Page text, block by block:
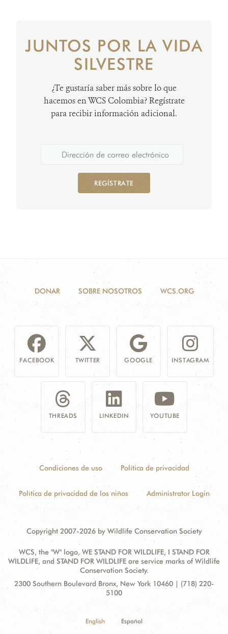
JUNTOS POR LA VIDA
SILVESTRE
¿Te gustaría saber más sobre lo que
hacemos en WCS Colombia? Regístrate
para recibir información adicional.
REGÍSTRATE
DONAR SOBRE NOSOTROS WCS.ORG
FACEBOOK TWITTER GOOGLE INSTAGRAM
THREADS LINKEDIN YOUTUBE
Condiciones de uso Política de privacidad
Política de privacidad de los niños Administrator Login
Copyright 2007-2026 by Wildlife Conservation Society
WCS, the "W" logo, WE STAND FOR WILDLIFE, I STAND FOR
WILDLIFE, and STAND FOR WILDLIFE are service marks of Wildlife
Conservation Society.
Contact
Address:
2300 Southern Boulevard Bronx, New York 10460 | (718) 220-
5100
English Español